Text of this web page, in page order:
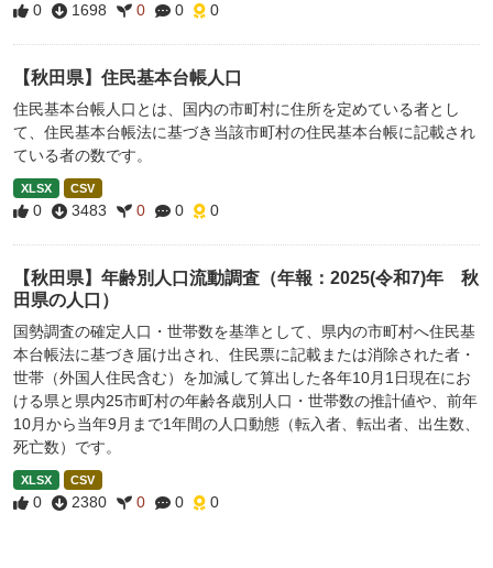
0 1698 0 0 0
【秋田県】住民基本台帳人口
住民基本台帳人口とは、国内の市町村に住所を定めている者とし
て、住民基本台帳法に基づき当該市町村の住民基本台帳に記載され
ている者の数です。
XLSX CSV
0 3483 0 0 0
【秋田県】年齢別人口流動調査（年報：2025(令和7)年 秋
田県の人口）
国勢調査の確定人口・世帯数を基準として、県内の市町村へ住民基
本台帳法に基づき届け出され、住民票に記載または消除された者・
世帯（外国人住民含む）を加減して算出した各年10月1日現在にお
ける県と県内25市町村の年齢各歳別人口・世帯数の推計値や、前年
10月から当年9月まで1年間の人口動態（転入者、転出者、出生数、
死亡数）です。
XLSX CSV
0 2380 0 0 0